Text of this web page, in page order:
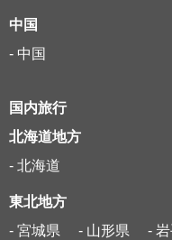
中国
- 中国
国内旅行
北海道地方
- 北海道
東北地方
- 宮城県
- 山形県 -